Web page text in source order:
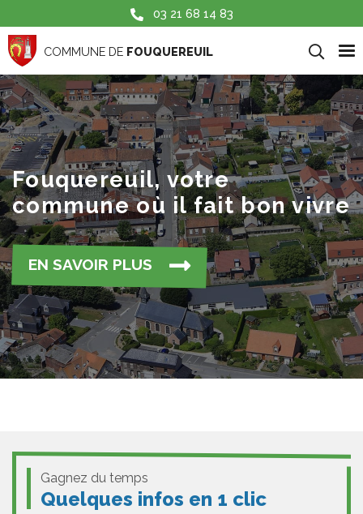
Aller au contenu principal
03 21 68 14 83
COMMUNE DE FOUQUEREUIL
Fouquereuil, votre
commune où il fait bon vivre
EN SAVOIR PLUS
Gagnez du temps
Quelques infos en 1 clic